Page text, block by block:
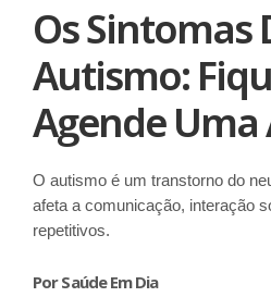
Os Sintomas
Autismo:
Agende Uma
O autismo é um transtorno do
afeta a comunicação, interação
repetitivos.
Por Saúde Em Dia